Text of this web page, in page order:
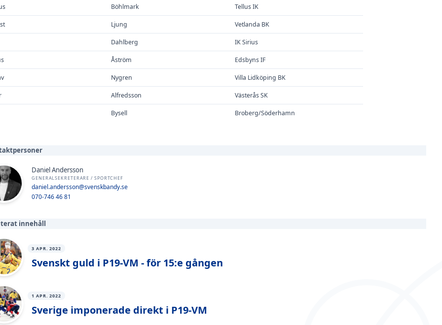
Böhlmark Tellus IK
Ljung Vetlanda BK
Dahlberg IK Sirius
Åström Edsbyns IF
Nygren Villa Lidköping BK
Alfredsson Västerås SK
Bysell Broberg/Söderhamn
Daniel Andersson
GENERALSEKRETERARE / SPORTCHEF
daniel.andersson@svenskbandy.se
070-746 46 81
innehåll
3 APR. 2022
Svenskt guld i P19-VM - för 15:e gången
1 APR. 2022
Sverige imponerade direkt i P19-VM